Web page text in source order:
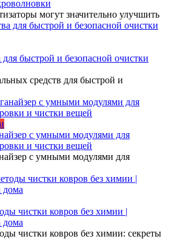
могут значительно улучшить
быстрой и безопасной очистки
средств для быстрой и
с умными модулями для
и чистки вещей
с умными модулями для
чистки ковров без химии |
дома
чистки ковров без химии: секреты